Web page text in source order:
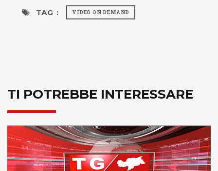
TAG : VIDEO ON DEMAND
TI POTREBBE INTERESSARE